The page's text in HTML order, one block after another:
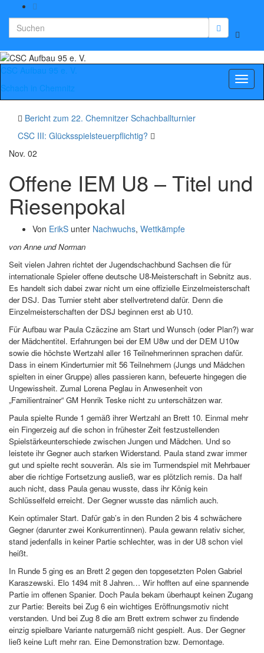
Search
for:
CSC Aufbau 95 e. V.
Schach in Chemnitz
Bericht zum 22. Chemnitzer Schachballturnier
CSC III: Glücksspielsteuerpflichtig?
Nov. 02
Offene IEM U8 – Titel und
Riesenpokal
Von ErikS unter Nachwuchs, Wettkämpfe
von Anne und Norman
Seit vielen Jahren richtet der Jugendschachbund Sachsen die für
internationale Spieler offene deutsche U8-Meisterschaft in Sebnitz aus.
Es handelt sich dabei zwar nicht um eine offizielle Einzelmeisterschaft
der DSJ. Das Turnier steht aber stellvertretend dafür. Denn die
Einzelmeisterschaften der DSJ beginnen erst ab U10.
Für Aufbau war Paula Czäczine am Start und Wunsch (oder Plan?) war
der Mädchentitel. Erfahrungen bei der EM U8w und der DEM U10w
sowie die höchste Wertzahl aller 16 Teilnehmerinnen sprachen dafür.
Dass in einem Kinderturnier mit 56 Teilnehmern (Jungs und Mädchen
spielten in einer Gruppe) alles passieren kann, befeuerte hingegen die
Ungewissheit. Zumal Lorena Peglau in Anwesenheit von
„Familientrainer“ GM Henrik Teske nicht zu unterschätzen war.
Paula spielte Runde 1 gemäß ihrer Wertzahl an Brett 10. Einmal mehr
ein Fingerzeig auf die schon in frühester Zeit festzustellenden
Spielstärkeunterschiede zwischen Jungen und Mädchen. Und so
leistete ihr Gegner auch starken Widerstand. Paula stand zwar immer
gut und spielte recht souverän. Als sie im Turmendspiel mit Mehrbauer
aber die richtige Fortsetzung ausließ, war es plötzlich remis. Da half
auch nicht, dass Paula genau wusste, dass ihr König kein
Schlüsselfeld erreicht. Der Gegner wusste das nämlich auch.
Kein optimaler Start. Dafür gab’s in den Runden 2 bis 4 schwächere
Gegner (darunter zwei Konkurrentinnen). Paula gewann relativ sicher,
stand jedenfalls in keiner Partie schlechter, was in der U8 schon viel
heißt.
In Runde 5 ging es an Brett 2 gegen den topgesetzten Polen Gabriel
Karaszewski. Elo 1494 mit 8 Jahren… Wir hofften auf eine spannende
Partie im offenen Spanier. Doch Paula bekam überhaupt keinen Zugang
zur Partie: Bereits bei Zug 6 ein wichtiges Eröffnungsmotiv nicht
verstanden. Und bei Zug 8 die am Brett extrem schwer zu findende
einzig spielbare Variante naturgemäß nicht gespielt. Aus. Der Gegner
ließ keine Luft mehr ran. Eine Demonstration bzw. Demontage.